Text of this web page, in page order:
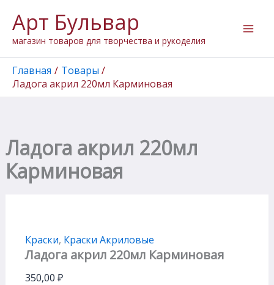
содержимому
Арт Бульвар
магазин товаров для творчества и рукоделия
Главная
Товары
Ладога акрил 220мл Карминовая
Ладога акрил 220мл
Карминовая
Краски, Краски Акриловые
Ладога акрил 220мл Карминовая
350,00 ₽